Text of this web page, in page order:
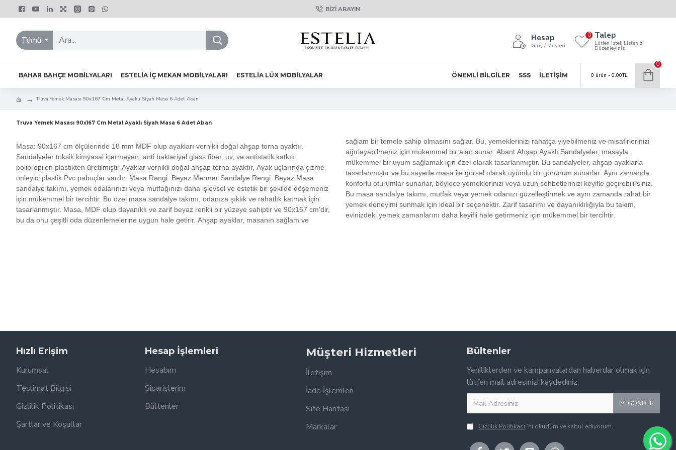
BIZI ARAYIN
Tümü Hesap
Giriş / Müşteri
Talep
Lütfen İstek Listenizi
Düzenleyiniz
0
BAHAR BAHÇE MOBILYALARI ESTELIA İÇ MEKAN MOBILYALARI ESTELIA LÜX MOBILYALAR ÖNEMLI BILGILER SSS İLETIŞIM 0 ürün - 0,00TL
0
Truva Yemek Masası 90x167 Cm Metal Ayaklı Siyah Masa 6 Adet Aban
Truva Yemek Masası 90x167 Cm Metal Ayaklı Siyah Masa 6 Adet Aban
Masa: 90x167 cm ölçülerinde 18 mm MDF olup ayakları vernikli doğal ahşap torna ayaktır.
Sandalyeler toksik kimyasal içermeyen, anti bakteriyel glass fiber, uv, ve antistatik katkılı
polipropilen plastikten üretilmiştir Ayaklar vernikli doğal ahşap torna ayaktır, Ayak uçlarında çizme
önleyici plastik Pvc pabuçlar vardır. Masa Rengi: Beyaz Mermer Sandalye Rengi: Beyaz Masa
sandalye takımı, yemek odalarınızı veya mutfağınızı daha işlevsel ve estetik bir şekilde döşemeniz
için mükemmel bir tercihtir. Bu özel masa sandalye takımı, odanıza şıklık ve rahatlık katmak için
tasarlanmıştır. Masa, MDF olup dayanıklı ve zarif beyaz renkli bir yüzeye sahiptir ve 90x167 cm'dir,
bu da onu çeşitli oda düzenlemelerine uygun hale getirir. Ahşap ayaklar, masanın sağlam ve
sağlam bir temele sahip olmasını sağlar. Bu, yemeklerinizi rahatça yiyebilmeniz ve misafirlerinizi
ağırlayabilmeniz için mükemmel bir alan sunar. Abant Ahşap Ayaklı Sandalyeler, masayla
mükemmel bir uyum sağlamak için özel olarak tasarlanmıştır. Bu sandalyeler, ahşap ayaklarla
tasarlanmıştır ve bu sayede masa ile görsel olarak uyumlu bir görünüm sunarlar. Aynı zamanda
konforlu oturumlar sunarlar, böylece yemeklerinizi veya uzun sohbetlerinizi keyifle geçirebilirsiniz.
Bu masa sandalye takımı, mutfak veya yemek odanızı güzelleştirmek ve aynı zamanda rahat bir
yemek deneyimi sunmak için ideal bir seçenektir. Zarif tasarımı ve dayanıklılığıyla bu takım,
evinizdeki yemek zamanlarını daha keyifli hale getirmeniz için mükemmel bir tercihtir.
Hızlı Erişim
Kurumsal
Teslimat Bilgisi
Gizlilik Politikası
Şartlar ve Koşullar
Hesap İşlemleri
Hesabım
Siparişlerim
Bültenler
Müşteri Hizmetleri
İletişim
İade İşlemleri
Site Haritası
Markalar
Bültenler
Yeniliklerden ve kampanyalardan haberdar olmak için
lütfen mail adresinizi kaydediniz.
GÖNDER
Gizlilik Politikası 'ni okudum ve kabul ediyorum.